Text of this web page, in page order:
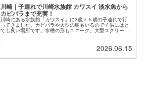
川崎｜子連れで川崎水族館 カワスイ 淡水魚から
カピバラまで充実！
川崎にある水族館「カワスイ」に3歳＋５歳の子連れで行
ってきました。カピバラや大型の鳥もいるので子供にはと
ても良い場所です。水槽の形もユニーク。大型スクリーン
2026.06.15